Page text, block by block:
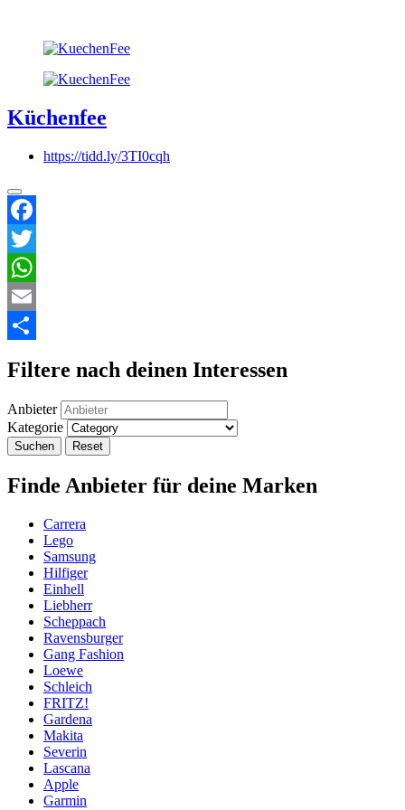
Küchenfee
https://tidd.ly/3TI0cqh
Facebook
Twitter
WhatsApp
Email
Filtere nach deinen Interessen
Anbieter
Kategorie
Suchen Reset
Finde Anbieter für deine Marken
Carrera
Lego
Samsung
Hilfiger
Einhell
Liebherr
Scheppach
Ravensburger
Gang Fashion
Loewe
Schleich
FRITZ!
Gardena
Makita
Severin
Lascana
Apple
Garmin